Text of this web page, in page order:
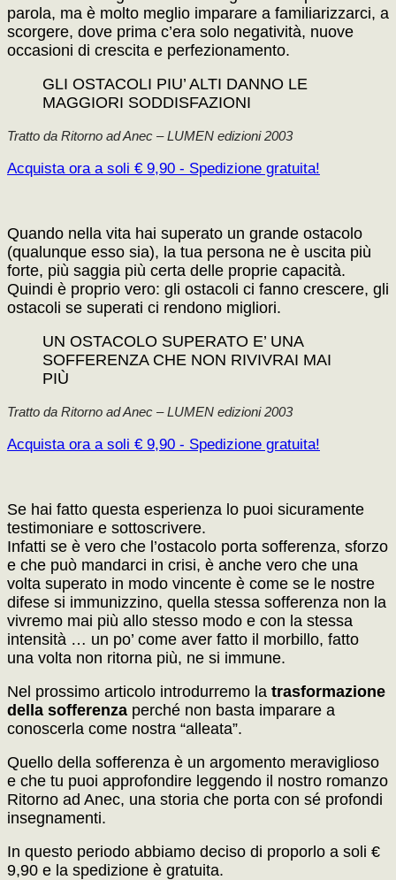
parola, ma è molto meglio imparare a familiarizzarci, a
scorgere, dove prima c’era solo negatività, nuove
occasioni di crescita e perfezionamento.
GLI OSTACOLI PIU’ ALTI DANNO LE
MAGGIORI SODDISFAZIONI
Tratto da Ritorno ad Anec – LUMEN edizioni 2003
Acquista ora a soli € 9,90 - Spedizione gratuita!
Quando nella vita hai superato un grande ostacolo
(qualunque esso sia), la tua persona ne è uscita più
forte, più saggia più certa delle proprie capacità.
Quindi è proprio vero: gli ostacoli ci fanno crescere, gli
ostacoli se superati ci rendono migliori.
UN OSTACOLO SUPERATO E’ UNA
SOFFERENZA CHE NON RIVIVRAI MAI
PIÙ
Tratto da Ritorno ad Anec – LUMEN edizioni 2003
Acquista ora a soli € 9,90 - Spedizione gratuita!
Se hai fatto questa esperienza lo puoi sicuramente
testimoniare e sottoscrivere.
Infatti se è vero che l’ostacolo porta sofferenza, sforzo
e che può mandarci in crisi, è anche vero che una
volta superato in modo vincente è come se le nostre
difese si immunizzino, quella stessa sofferenza non la
vivremo mai più allo stesso modo e con la stessa
intensità … un po’ come aver fatto il morbillo, fatto
una volta non ritorna più, ne si immune.
Nel prossimo articolo introdurremo la trasformazione
della sofferenza perché non basta imparare a
conoscerla come nostra “alleata”.
Quello della sofferenza è un argomento meraviglioso
e che tu puoi approfondire leggendo il nostro romanzo
Ritorno ad Anec, una storia che porta con sé profondi
insegnamenti.
In questo periodo abbiamo deciso di proporlo a soli €
9,90 e la spedizione è gratuita.